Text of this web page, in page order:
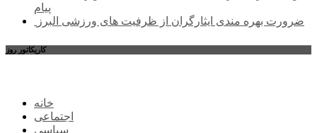
پیام
ضرورت بهره مندی ایثارگران از ظرفیت های ورزشی البرز
کاریکاتور روز
خانه
اجتماعی
سیاسی